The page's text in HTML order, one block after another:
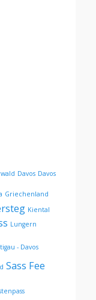
Davos Davos
Griechenland
Kiental
Lungern
- Davos
Sass Fee